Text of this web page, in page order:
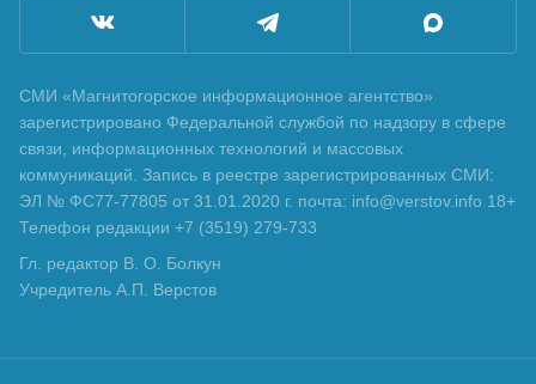
СМИ «Магнитогорское информационное агентство»
зарегистрировано Федеральной службой по надзору в сфере
связи, информационных технологий и массовых
коммуникаций. Запись в реестре зарегистрированных СМИ:
ЭЛ № ФС77-77805 от 31.01.2020 г. почта: info@verstov.info 18+
Телефон редакции +7 (3519) 279-733
Гл. редактор В. О. Болкун
Учредитель А.П. Верстов